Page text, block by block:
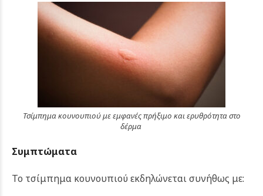
Τσίμπημα κουνουπιού με εμφανές πρήξιμο και ερυθρότητα στο
δέρμα
Συμπτώματα
Το τσίμπημα κουνουπιού εκδηλώνεται συνήθως με: